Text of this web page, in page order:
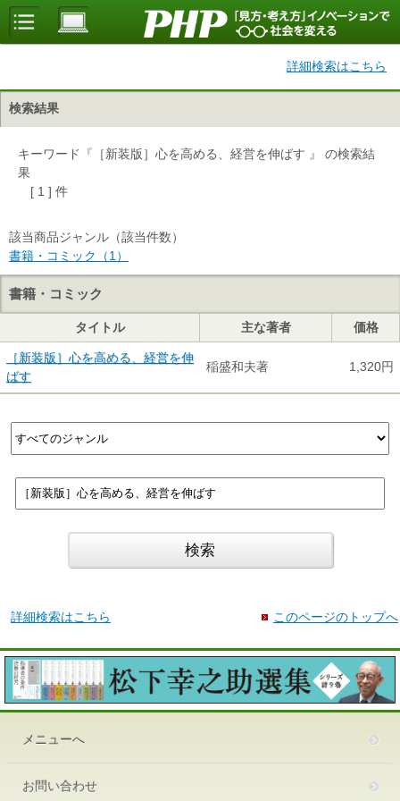
詳細検索はこちら
検索結果
キーワード『［新装版］心を高める、経営を伸ばす 』 の検索結
果
[ 1 ] 件
該当商品ジャンル（該当件数）
書籍・コミック（1）
書籍・コミック
タイトル 主な著者 価格
［新装版］心を高める、経営を伸
ばす
稲盛和夫著 1,320円
詳細検索はこちら このページのトップへ
メニューへ
お問い合わせ